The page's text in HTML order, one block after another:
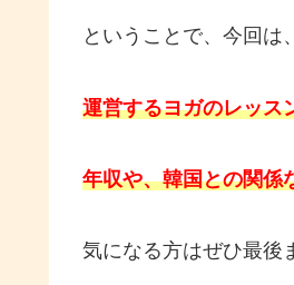
ということで、今回は
運営するヨガのレッス
年収や、韓国との関係
気になる方はぜひ最後